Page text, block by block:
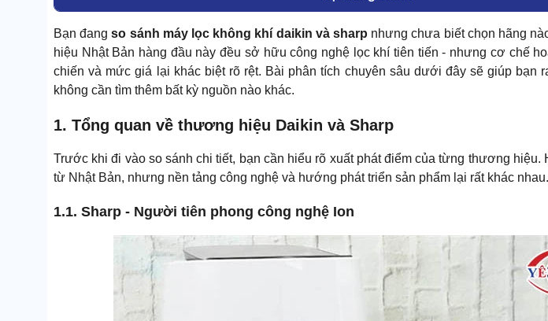
Bạn đangso sánh máy lọc không khí daikin và sharp nhưng chưa biết chọn hãng
hiệu Nhật Bản hàng đầu này đều sở hữu công nghệ lọc khí tiên tiến - nhưng cơ chế
chiến và mức giá lại khác biệt rõ rệt. Bài phân tích chuyên sâu dưới đây sẽ giúp bạn
không cần tìm thêm bất kỳ nguồn nào khác.
1. Tổng quan về thương hiệu Daikin và Sharp
Trước khi đi vào so sánh chi tiết, bạn cần hiểu rõ xuất phát điểm của từng thương hiệu.
từ Nhật Bản, nhưng nền tảng công nghệ và hướng phát triển sản phẩm lại rất khác nhau.
1.1. Sharp - Người tiên phong công nghệ Ion